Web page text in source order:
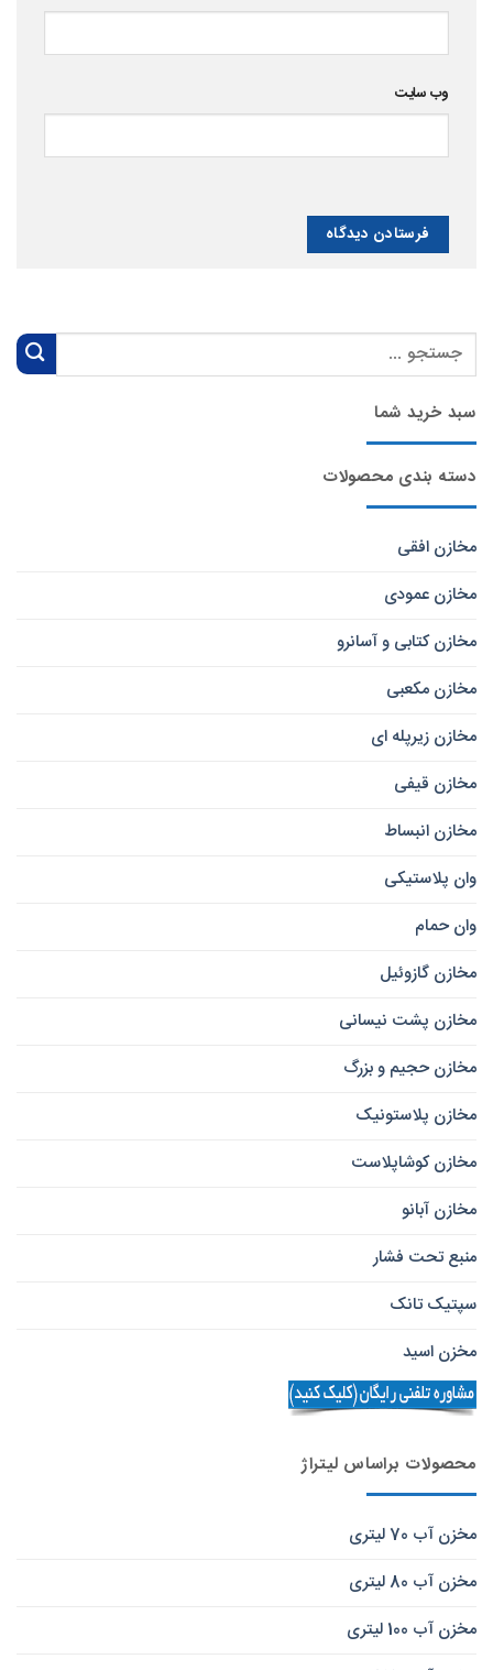
سبد خرید شما
دسته بندی محصولات
مخازن افقی
مخازن عمودی
مخازن کتابی و آسانرو
مخازن مکعبی
مخازن زیرپله ای
مخازن قیفی
مخازن انبساط
وان پلاستیکی
وان حمام
مخازن گازوئیل
مخازن پشت نیسانی
مخازن حجیم و بزرگ
مخازن پلاستونیک
مخازن کوشاپلاست
مخازن آبانو
منبع تحت فشار
سپتیک تانک
مخزن اسید
محصولات براساس لیتراژ
مخزن آب 70 لیتری
مخزن آب 80 لیتری
مخزن آب 100 لیتری
وب‌ سایت